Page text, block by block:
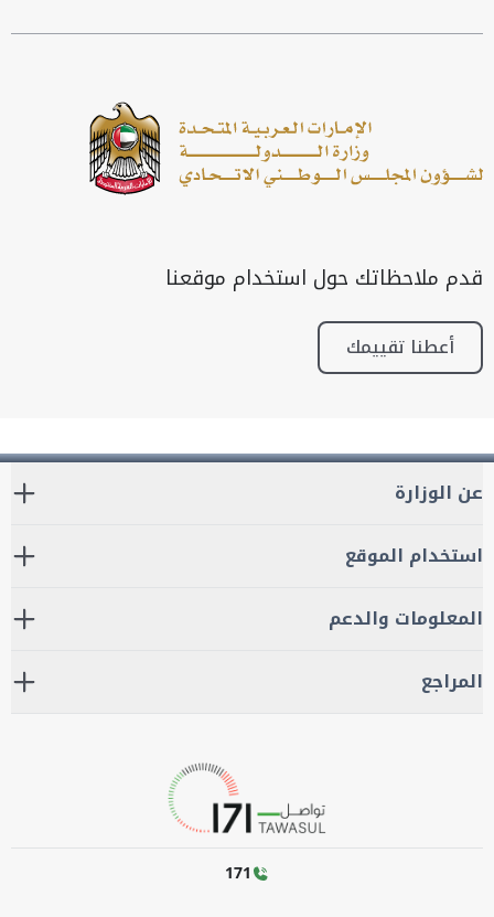
قدم ملاحظاتك حول استخدام موقعنا
أعطنا تقييمك
عن الوزارة
استخدام الموقع
المعلومات والدعم
المراجع
171